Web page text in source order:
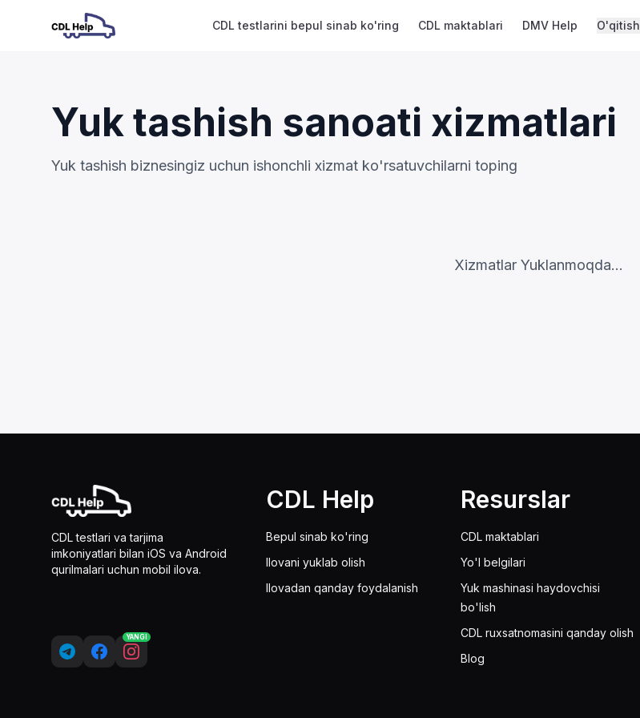
CDL testlarini bepul sinab ko'ring CDL maktablari DMV Help O'qitish
Yuk tashish sanoati xizmatlari
Yuk tashish biznesingiz uchun ishonchli xizmat ko'rsatuvchilarni toping
Xizmatlar Yuklanmoqda...
CDL testlari va tarjima
imkoniyatlari bilan iOS va Android
qurilmalari uchun mobil ilova.
YANGI
CDL Help
Bepul sinab ko'ring
Ilovani yuklab olish
Ilovadan qanday foydalanish
Resurslar
CDL maktablari
Yo'l belgilari
Yuk mashinasi haydovchisi
bo'lish
CDL ruxsatnomasini qanday olish
Blog